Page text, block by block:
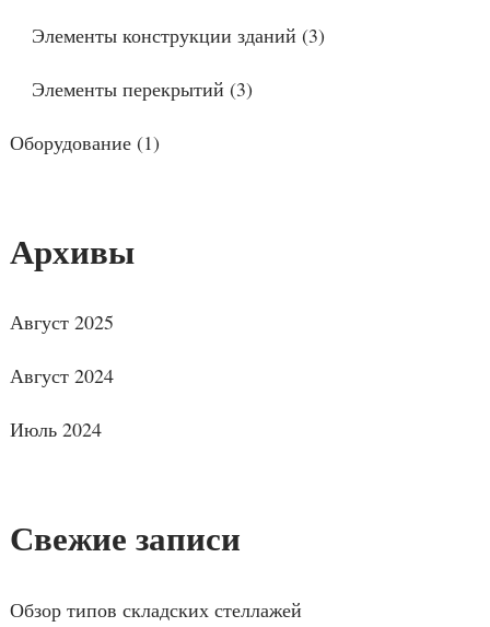
Элементы конструкции зданий (3)
Элементы перекрытий (3)
Оборудование(1)
Архивы
Август 2025
Август 2024
Июль 2024
Свежие записи
Обзор типов складских стеллажей